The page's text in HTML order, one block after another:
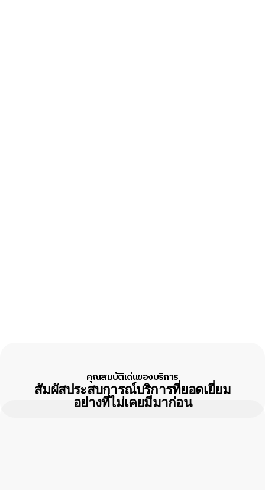
คุณสมบัติเด่นของบริการ
สัมผัสประสบการณ์บริการที่ยอดเยี่ยม
อย่างที่ไม่เคยมีมาก่อน